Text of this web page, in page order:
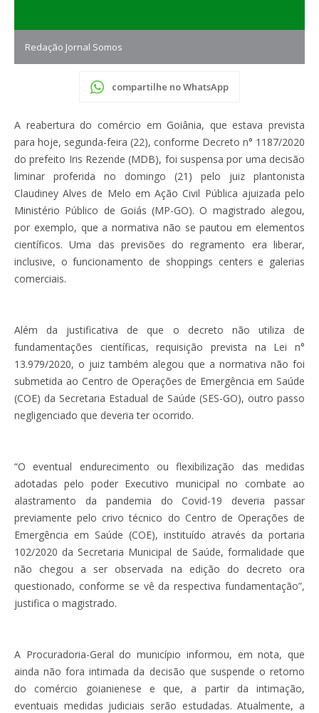
Redação Jornal Somos
compartilhe no WhatsApp
A reabertura do comércio em Goiânia, que estava prevista
para hoje, segunda-feira (22), conforme Decreto n° 1187/2020
do prefeito Iris Rezende (MDB), foi suspensa por uma decisão
liminar proferida no domingo (21) pelo juiz plantonista
Claudiney Alves de Melo em Ação Civil Pública ajuizada pelo
Ministério Público de Goiás (MP-GO). O magistrado alegou,
por exemplo, que a normativa não se pautou em elementos
científicos. Uma das previsões do regramento era liberar,
inclusive, o funcionamento de shoppings centers e galerias
comerciais.
Além da justificativa de que o decreto não utiliza de
fundamentações científicas, requisição prevista na Lei n°
13.979/2020, o juiz também alegou que a normativa não foi
submetida ao Centro de Operações de Emergência em Saúde
(COE) da Secretaria Estadual de Saúde (SES-GO), outro passo
negligenciado que deveria ter ocorrido.
“O eventual endurecimento ou flexibilização das medidas
adotadas pelo poder Executivo municipal no combate ao
alastramento da pandemia do Covid-19 deveria passar
previamente pelo crivo técnico do Centro de Operações de
Emergência em Saúde (COE), instituído através da portaria
102/2020 da Secretaria Municipal de Saúde, formalidade que
não chegou a ser observada na edição do decreto ora
questionado, conforme se vê da respectiva fundamentação”,
justifica o magistrado.
A Procuradoria-Geral do município informou, em nota, que
ainda não fora intimada da decisão que suspende o retorno
do comércio goianienese e que, a partir da intimação,
eventuais medidas judiciais serão estudadas. Atualmente, a